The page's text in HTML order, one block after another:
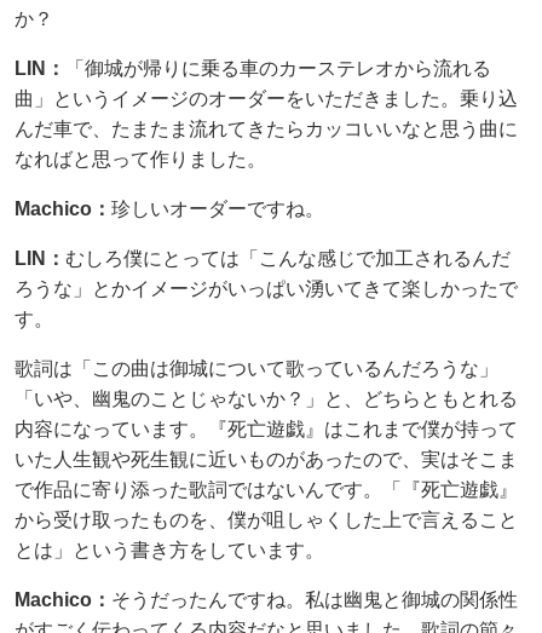
か？
LIN：
「御城が帰りに乗る車のカーステレオから流れる
曲」というイメージのオーダーをいただきました。乗り込
んだ車で、たまたま流れてきたらカッコいいなと思う曲に
なればと思って作りました。
Machico： 珍しいオーダーですね。
LIN： むしろ僕にとっては「こんな感じで加工されるんだ
ろうな」とかイメージがいっぱい湧いてきて楽しかったで
す。
歌詞は「この曲は御城について歌っているんだろうな」
「いや、幽鬼のことじゃないか？」と、どちらともとれる
内容になっています。『死亡遊戯』はこれまで僕が持って
いた人生観や死生観に近いものがあったので、実はそこま
で作品に寄り添った歌詞ではないんです。「『死亡遊戯』
から受け取ったものを、僕が咀しゃくした上で言えること
とは」という書き方をしています。
Machico： そうだったんですね。私は幽鬼と御城の関係性